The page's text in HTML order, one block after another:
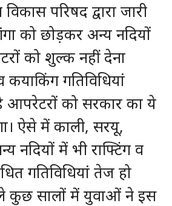
परिषद द्वारा जारी
को छोड़कर अन्य नदियों
को शुल्क नहीं देना
कयाकिंग गतिविधियां
आपरेटरों को सरकार का ये
ऐसे में काली, सरयू,
नदियों में भी राफ्टिंग व
गतिविधियां तेज हो
कुछ सालों में युवाओं ने इस